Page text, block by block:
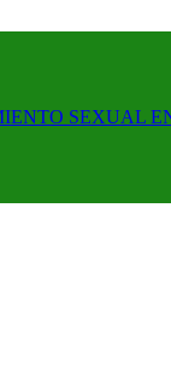
SEXUAL